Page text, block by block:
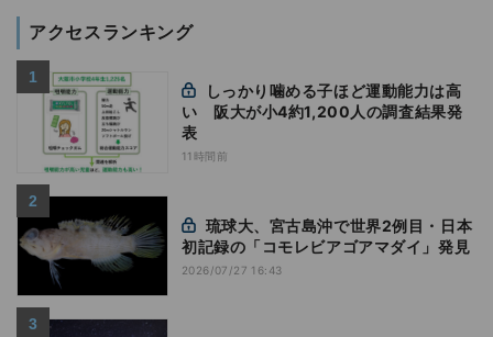
アクセスランキング
い 阪大が小4約1,200人の調査結果発
表
11時間前
初記録の「コモレビアゴアマダイ」発見
2026/07/27 16:43